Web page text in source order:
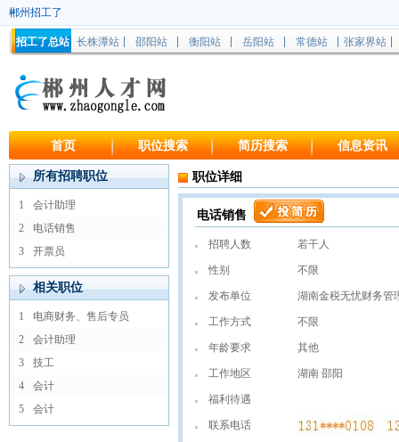
郴州招工了
招工了总站 长株潭站 邵阳站 衡阳站 岳阳站 常德站 张家界站
首页 职位搜索 简历搜索 信息资讯
所有招聘职位
1
会计助理
2
电话销售
3
开票员
相关职位
1
电商财务、售后专员
2
会计助理
3
技工
4
会计
5
会计
职位详细
电话销售
招聘人数 若干人
性别 不限
发布单位 湖南金税无忧财务管
工作方式 不限
年龄要求 其他
工作地区 湖南 邵阳
福利待遇
联系电话